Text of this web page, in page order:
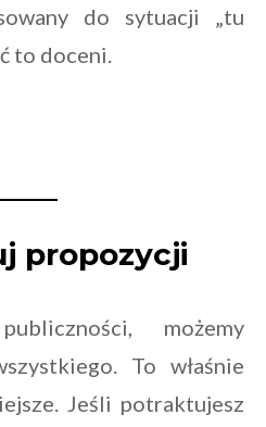
do sytuacji „tu
to doceni.
propozycji
możemy
To właśnie
Jeśli potraktujesz